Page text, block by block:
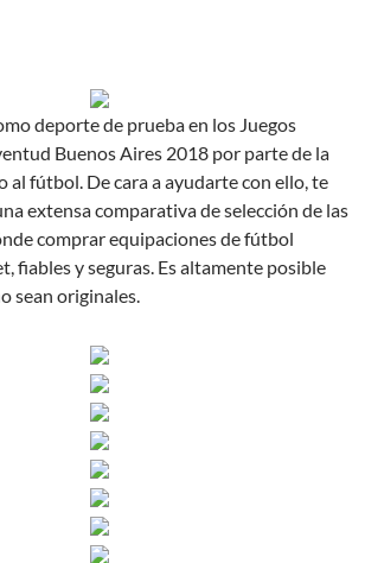
deporte de prueba en los Juegos
Buenos Aires 2018 por parte de la
al fútbol. De cara a ayudarte con ello, te
extensa comparativa de selección de las
comprar equipaciones de fútbol
fiables y seguras. Es altamente posible
sean originales.